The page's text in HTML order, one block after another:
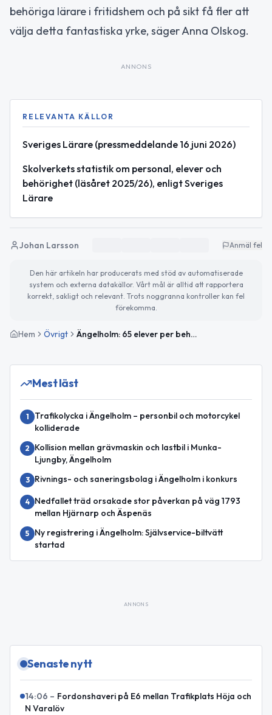
behöriga lärare i fritidshem och på sikt få fler att
välja detta fantastiska yrke, säger Anna Olskog.
ANNONS
RELEVANTA KÄLLOR
Sveriges Lärare (pressmeddelande 16 juni 2026)
Skolverkets statistik om personal, elever och
behörighet (läsåret 2025/26), enligt Sveriges
Lärare
Johan Larsson Anmäl fel
Den här artikeln har producerats med stöd av automatiserade
system och externa datakällor. Vårt mål är alltid att rapportera
korrekt, sakligt och relevant. Trots noggranna kontroller kan fel
förekomma.
Hem Övrigt Ängelholm: 65 elever per behörig lärare i fritidshemmen
Mest läst
1
Trafikolycka i Ängelholm – personbil och motorcykel
kolliderade
2
Kollision mellan grävmaskin och lastbil i Munka-
Ljungby, Ängelholm
3 Rivnings- och saneringsbolag i Ängelholm i konkurs
4
Nedfallet träd orsakade stor påverkan på väg 1793
mellan Hjärnarp och Äspenäs
5
Ny registrering i Ängelholm: Självservice-biltvätt
startad
ANNONS
Senaste nytt
14:06 – Fordonshaveri på E6 mellan Trafikplats Höja och
N Varalöv